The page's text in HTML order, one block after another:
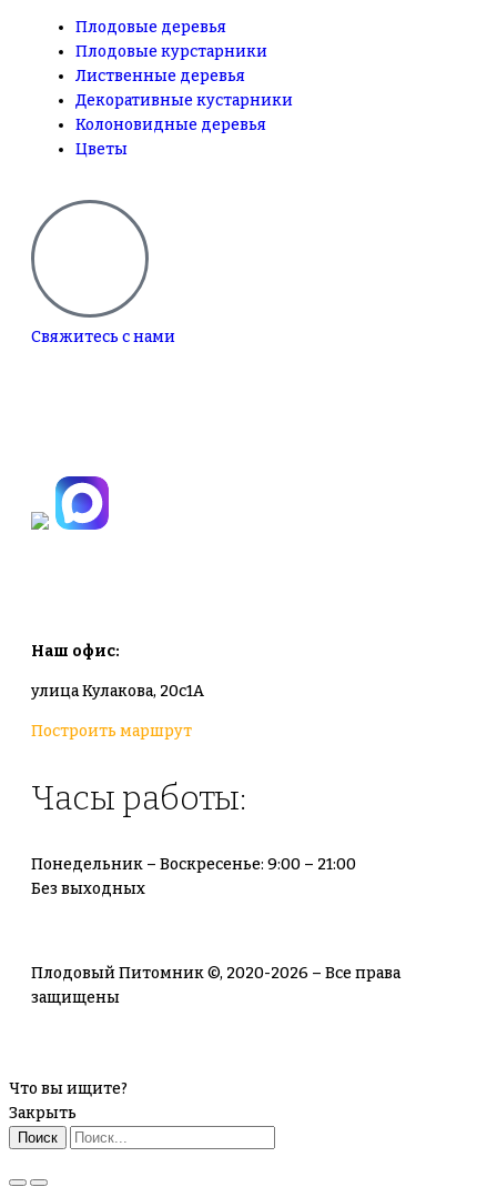
Плодовые деревья
Плодовые курстарники
Лиственные деревья
Декоративные кустарники
Колоновидные деревья
Цветы
Свяжитесь с нами
Наш офис:
улица Кулакова, 20с1А
Построить маршрут
Часы работы:
Понедельник – Воскресенье: 9:00 – 21:00
Без выходных
Плодовый Питомник ©, 2020-2026 – Все права
защищены
Что вы ищите?
Закрыть
Поиск